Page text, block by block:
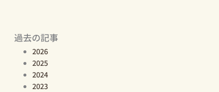
過去の記事
2026
2025
2024
2023